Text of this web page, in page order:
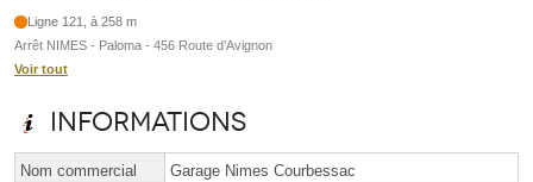
Ligne 121, à 258 m
Arrêt NIMES - Paloma - 456 Route d’Avignon
Voir tout
Informations
Nom commercial Garage Nimes Courbessac